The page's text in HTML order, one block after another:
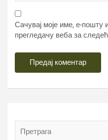
Сачувај моје име, е-пошту
прегледачу веба за